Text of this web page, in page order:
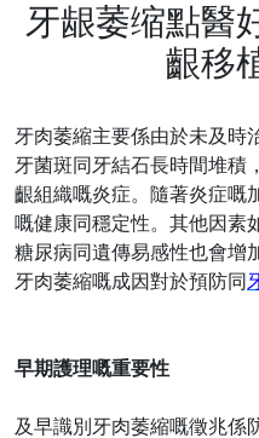
牙龈萎缩點醫
齦移
牙肉萎縮主要係由於未及時
牙菌斑同牙結石長時間堆積
齦組織嘅炎症。隨著炎症嘅
嘅健康同穩定性。其他因素
糖尿病同遺傳易感性也會增
牙肉萎縮嘅成因對於預防同
早期護理嘅重要性
及早識別牙肉萎縮嘅徵兆係